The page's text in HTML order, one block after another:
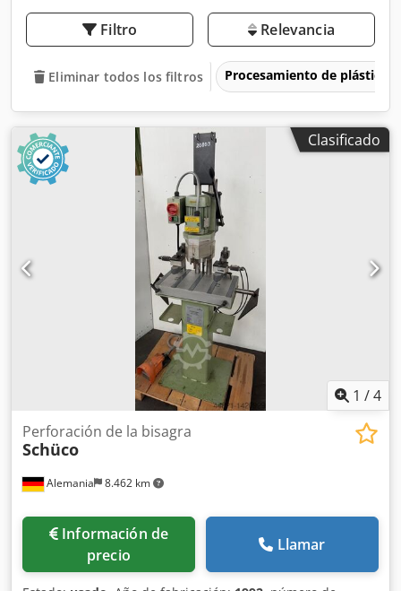
Filtro Relevancia
Eliminar todos los filtros Procesamiento de plásticos
Clasificado
1 /4
Alemania 8.462 km
Perforación de la bisagra
Schüco
Información de
precio
Llamar